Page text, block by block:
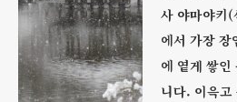
사 야마야키
에서 가장 장
에 옅게 쌓인
니다. 이윽고